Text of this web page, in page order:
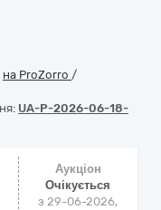
на ProZorro /
UA-P-2026-06-18-
Аукціон
Очікується
з29-06-2026,